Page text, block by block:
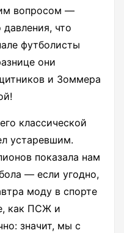
вопросом —
что
футболисты
они
и Зоммера
классической
устаревшим.
показала нам
— если угодно,
моду в спорте
как ПСЖ и
значит, мы с